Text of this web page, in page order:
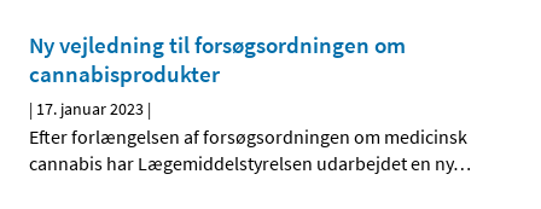
Ny vejledning til forsøgsordningen om
cannabisprodukter
| 17. januar 2023 |
Efter forlængelsen af forsøgsordningen om medicinsk
cannabis har Lægemiddelstyrelsen udarbejdet en ny…